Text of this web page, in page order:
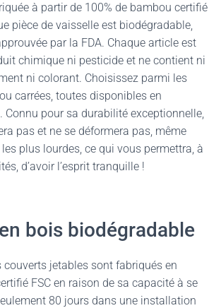
à partir de 100% de bambou certifié
pièce de vaisselle est biodégradable,
par la FDA. Chaque article est
chimique ni pesticide et ne contient ni
ni colorant. Choisissez parmi les
carrées, toutes disponibles en
Connu pour sa durabilité exceptionnelle,
pas et ne se déformera pas, même
plus lourdes, ce qui vous permettra, à
d’avoir l’esprit tranquille !
bois biodégradable
couverts jetables sont fabriqués en
FSC en raison de sa capacité à se
80 jours dans une installation